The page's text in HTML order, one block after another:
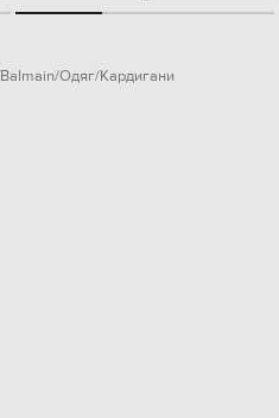
Balmain Одяг Кардигани